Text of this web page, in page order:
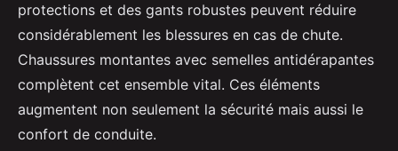
protections et des gants robustes peuvent réduire
considérablement les blessures en cas de chute.
Chaussures montantes avec semelles antidérapantes
complètent cet ensemble vital. Ces éléments
augmentent non seulement la sécurité mais aussi le
confort de conduite.